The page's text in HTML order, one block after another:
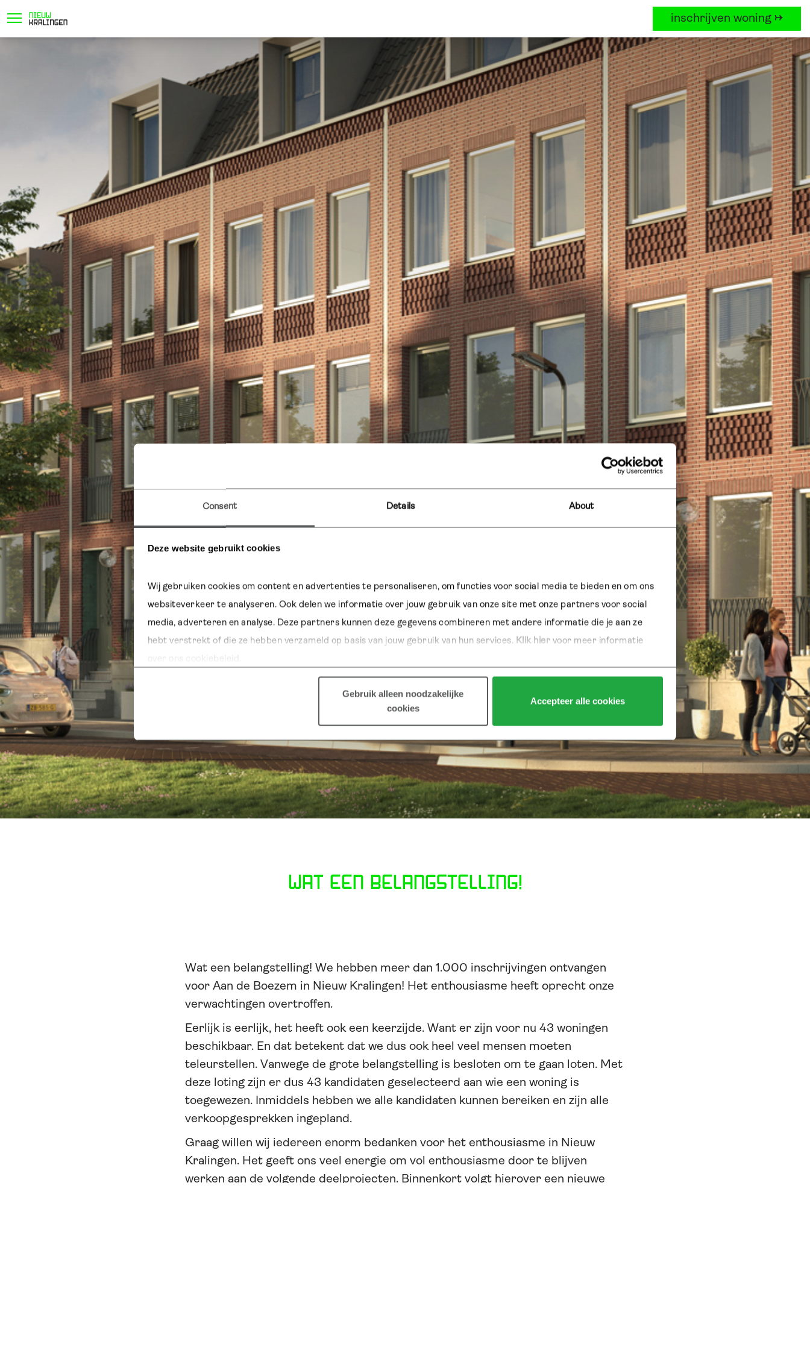
Consent Details About
Deze website gebruikt cookies
Wij gebruiken cookies om content en advertenties te personaliseren, om functies voor social media te bieden en om ons
websiteverkeer te analyseren. Ook delen we informatie over jouw gebruik van onze site met onze partners voor social
media, adverteren en analyse. Deze partners kunnen deze gegevens combineren met andere informatie die je aan ze
hebt verstrekt of die ze hebben verzameld op basis van jouw gebruik van hun services. Klik hier voor meer informatie
Gebruik alleen noodzakelijke
cookies
Accepteer alle cookies
inschrijven woning →
Wat een belangstelling!
Wat een belangstelling! We hebben meer dan 1.000 inschrijvingen ontvangen
voor Aan de Boezem in Nieuw Kralingen! Het enthousiasme heeft oprecht onze
verwachtingen overtroffen.
Eerlijk is eerlijk, het heeft ook een keerzijde. Want er zijn voor nu 43 woningen
beschikbaar. En dat betekent dat we dus ook heel veel mensen moeten
teleurstellen. Vanwege de grote belangstelling is besloten om te gaan loten. Met
deze loting zijn er dus 43 kandidaten geselecteerd aan wie een woning is
toegewezen. Inmiddels hebben we alle kandidaten kunnen bereiken en zijn alle
verkoopgesprekken ingepland.
Graag willen wij iedereen enorm bedanken voor het enthousiasme in Nieuw
Kralingen. Het geeft ons veel energie om vol enthousiasme door te blijven
werken aan de volgende deelprojecten. Binnenkort volgt hierover een nieuwe
locatie project woningaanbod downloads nieuws contact Favorieten